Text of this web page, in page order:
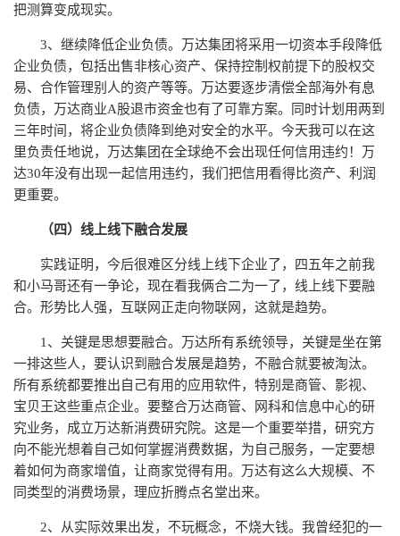
把测算变成现实。
3、继续降低企业负债。万达集团将采用一切资本手段降低
企业负债，包括出售非核心资产、保持控制权前提下的股权交
易、合作管理别人的资产等等。万达要逐步清偿全部海外有息
负债，万达商业A股退市资金也有了可靠方案。同时计划用两到
三年时间，将企业负债降到绝对安全的水平。今天我可以在这
里负责任地说，万达集团在全球绝不会出现任何信用违约！万
达30年没有出现一起信用违约，我们把信用看得比资产、利润
更重要。
（四）线上线下融合发展
实践证明，今后很难区分线上线下企业了，四五年之前我
和小马哥还有一争论，现在看我俩合二为一了，线上线下要融
合。形势比人强，互联网正走向物联网，这就是趋势。
1、关键是思想要融合。万达所有系统领导，关键是坐在第
一排这些人，要认识到融合发展是趋势，不融合就要被淘汰。
所有系统都要推出自己有用的应用软件，特别是商管、影视、
宝贝王这些重点企业。要整合万达商管、网科和信息中心的研
究业务，成立万达新消费研究院。这是一个重要举措，研究方
向不能光想着自己如何掌握消费数据，为自己服务，一定要想
着如何为商家增值，让商家觉得有用。万达有这么大规模、不
同类型的消费场景，理应折腾点名堂出来。
2、从实际效果出发，不玩概念，不烧大钱。我曾经犯的一